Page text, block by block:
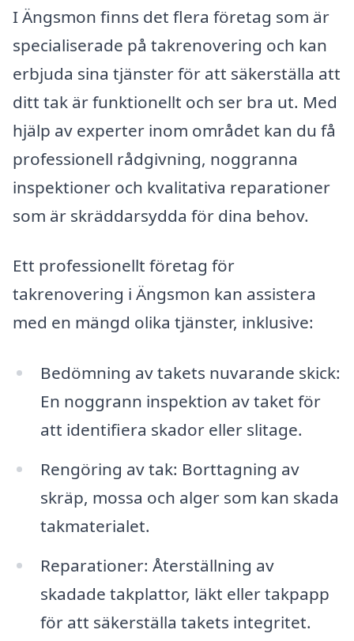
I Ängsmon finns det flera företag som är
specialiserade på takrenovering och kan
erbjuda sina tjänster för att säkerställa att
ditt tak är funktionellt och ser bra ut. Med
hjälp av experter inom området kan du få
professionell rådgivning, noggranna
inspektioner och kvalitativa reparationer
som är skräddarsydda för dina behov.
Ett professionellt företag för
takrenovering i Ängsmon kan assistera
med en mängd olika tjänster, inklusive:
Bedömning av takets nuvarande skick:
En noggrann inspektion av taket för
att identifiera skador eller slitage.
Rengöring av tak: Borttagning av
skräp, mossa och alger som kan skada
takmaterialet.
Reparationer: Återställning av
skadade takplattor, läkt eller takpapp
för att säkerställa takets integritet.